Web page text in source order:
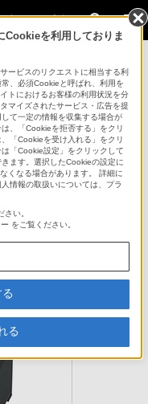
法人のお客様
ッテリーパック
Cookieを利用しておりま
ービスのリクエストに相当する利
、必須Cookieと呼ばれ、利用を
トにおけるお客様の利用状況を分
マイズされたサービス・広告を提
て一定の情報を収集する場合が
、「Cookieを拒否する」をクリ
「Cookieを受け入れる」をクリ
「Cookie設定」をクリックして
ます。選択したCookieの設定に
くなる場合があります。 詳細に
情報の取扱いについては、プラ
さい。
をご覧ください。
る